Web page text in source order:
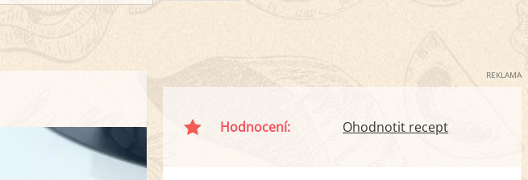
REKLAMA
Hodnocení: Ohodnotit recept